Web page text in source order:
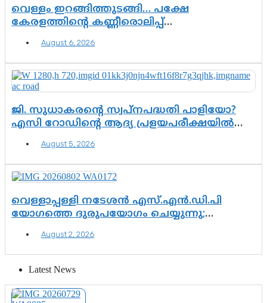
വെള്ളം ഇറങ്ങിത്തുടങ്ങി… പക്ഷേ
കേരളത്തിന്റെ കണ്ണീരൊലിപ്പ്
August 6, 2026
ജി. സുധാകരന്റെ സ്വപ്നപദ്ധതി പാളിയോ?
എസി റോഡിന്റെ ആദ്യ പ്രളയപരീക്ഷയിൽ
August 5, 2026
വെള്ളാപ്പള്ളി നടേശൻ എസ്.എൻ.ഡി.പി
യോഗത്തെ ദുരുപയോഗം ചെയ്യുന്നു;
വിഷവിത്ത്: ഗോകുലം ഗോപാലൻ
August 2, 2026
Latest News